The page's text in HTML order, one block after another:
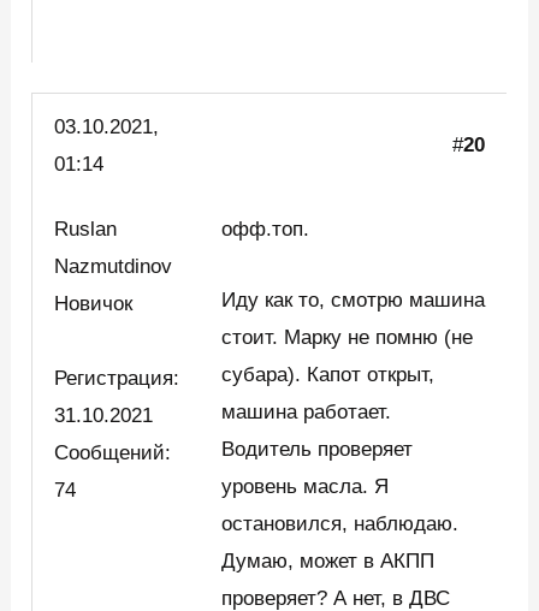
03.10.2021,
01:14
#20
Ruslan
Nazmutdinov
Новичок
Регистрация:
31.10.2021
Сообщений:
74
офф.топ.
Иду как то, смотрю машина
стоит. Марку не помню (не
субара). Капот открыт,
машина работает.
Водитель проверяет
уровень масла. Я
остановился, наблюдаю.
Думаю, может в АКПП
проверяет? А нет, в ДВС